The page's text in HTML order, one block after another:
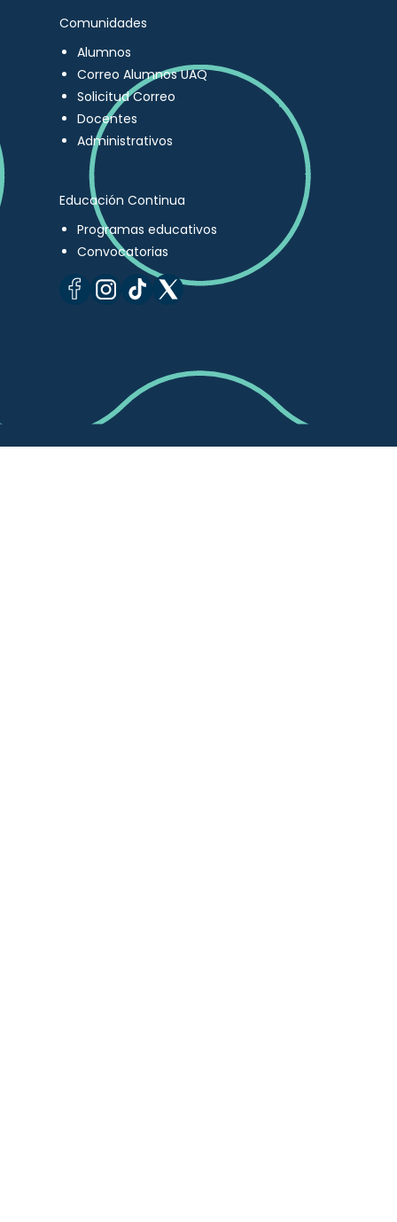
Comunidades
Alumnos
Correo Alumnos UAQ
Solicitud Correo
Docentes
Administrativos
Educación Continua
Programas educativos
Convocatorias